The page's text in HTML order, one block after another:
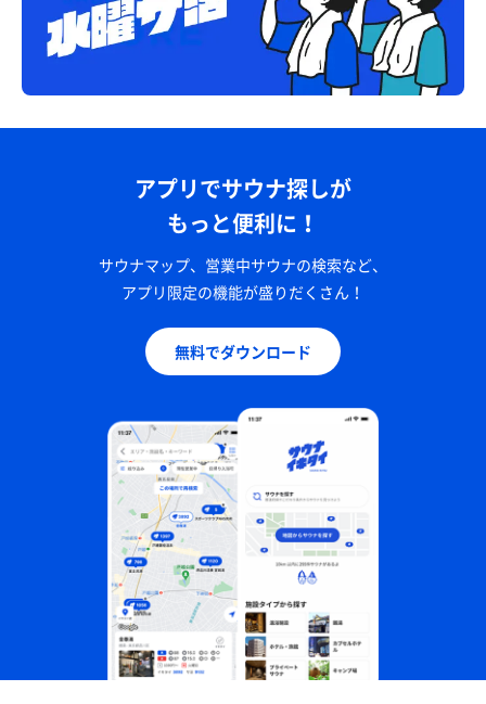
アプリでサウナ探しが
もっと便利に！
サウナマップ、営業中サウナの検索など、
アプリ限定の機能が盛りだくさん！
無料でダウンロード